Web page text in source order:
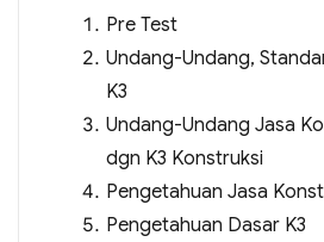
Pre Test
Undang-Undang,
K3
Undang-Undang Jasa
dgn K3 Konstruksi
Pengetahuan Jasa
Pengetahuan Dasar K3